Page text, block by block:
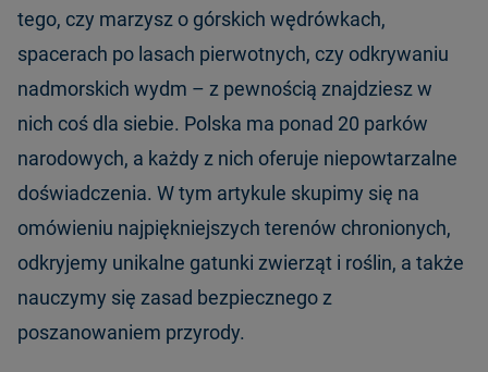
tego, czy marzysz o górskich wędrówkach,
spacerach po lasach pierwotnych, czy odkrywaniu
nadmorskich wydm – z pewnością znajdziesz w
nich coś dla siebie. Polska ma ponad 20 parków
narodowych, a każdy z nich oferuje niepowtarzalne
doświadczenia. W tym artykule skupimy się na
omówieniu najpiękniejszych terenów chronionych,
odkryjemy unikalne gatunki zwierząt i roślin, a także
nauczymy się zasad bezpiecznego z
poszanowaniem przyrody.